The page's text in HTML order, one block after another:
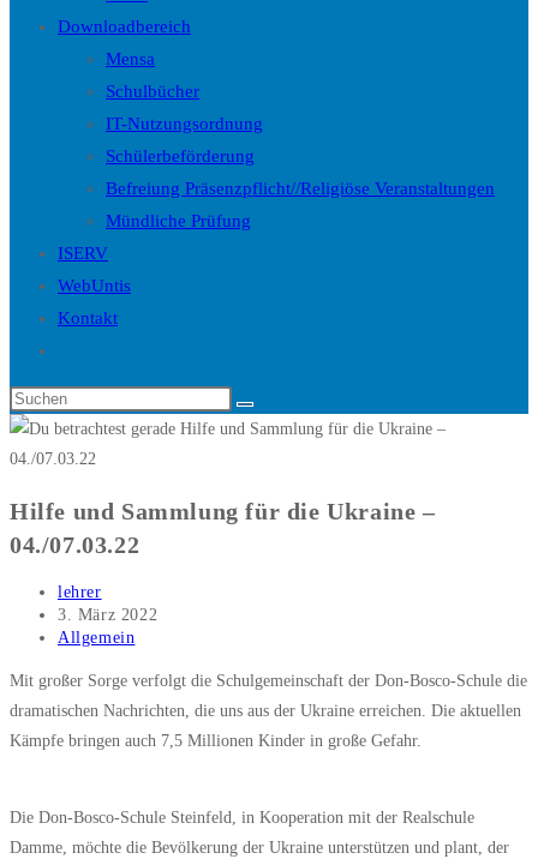
Downloadbereich
Mensa
Schulbücher
IT-Nutzungsordnung
Schülerbeförderung
Befreiung Präsenzpflicht//Religiöse Veranstaltungen
Mündliche Prüfung
ISERV
WebUntis
Kontakt
umschalten
Diese
Website
durchsuchen
Hilfe und Sammlung für die Ukraine –
04./07.03.22
Beitrags-
Autor:
lehrer
Beitrag
veröffentlicht:
3. März 2022
Beitrags-
Allgemein
Mit großer Sorge verfolgt die Schulgemeinschaft der Don-Bosco-Schule die
dramatischen Nachrichten, die uns aus der Ukraine erreichen. Die aktuellen
Kämpfe bringen auch 7,5 Millionen Kinder in große Gefahr.
Die Don-Bosco-Schule Steinfeld, in Kooperation mit der Realschule
Damme, möchte die Bevölkerung der Ukraine unterstützen und plant, der